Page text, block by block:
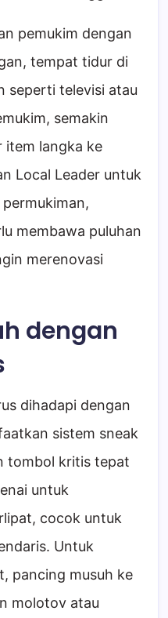
pemukim dengan
tempat tidur di
seperti televisi atau
semakin
item langka ke
Local Leader untuk
membawa puluhan
merenovasi
dengan
dihadapi dengan
sistem sneak
tombol kritis tepat
untuk
cocok untuk
Untuk
pancing musuh ke
molotov atau